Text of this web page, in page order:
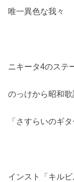
唯一異色な我々
ニキータ4のステ
のっけから昭和
「さすらいのギ
インスト「キルビ